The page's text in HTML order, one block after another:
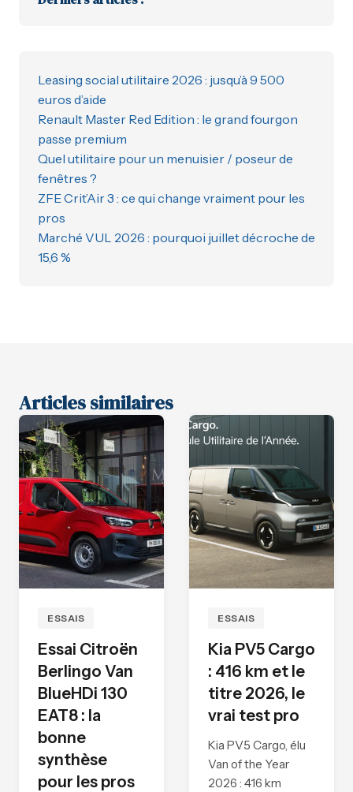
Leasing social utilitaire 2026 : jusqu’à 9 500
euros d’aide
Renault Master Red Edition : le grand fourgon
passe premium
Quel utilitaire pour un menuisier / poseur de
fenêtres ?
ZFE Crit’Air 3 : ce qui change vraiment pour les
pros
Marché VUL 2026 : pourquoi juillet décroche de
15,6 %
Articles similaires
ESSAIS
Essai Citroën
Berlingo Van
BlueHDi 130
EAT8 : la
bonne
synthèse
pour les pros
ESSAIS
Kia PV5 Cargo
: 416 km et le
titre 2026, le
vrai test pro
Kia PV5 Cargo, élu
Van of the Year
2026 : 416 km